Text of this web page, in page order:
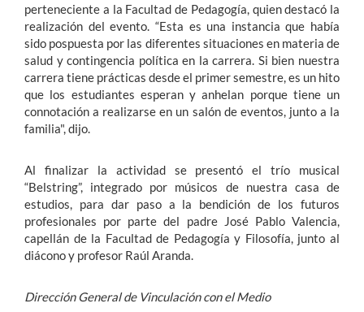
perteneciente a la Facultad de Pedagogía, quien destacó la
realización del evento. “Esta es una instancia que había
sido pospuesta por las diferentes situaciones en materia de
salud y contingencia política en la carrera. Si bien nuestra
carrera tiene prácticas desde el primer semestre, es un hito
que los estudiantes esperan y anhelan porque tiene un
connotación a realizarse en un salón de eventos, junto a la
familia", dijo.
Al finalizar la actividad se presentó el trío musical
“Belstring”, integrado por músicos de nuestra casa de
estudios, para dar paso a la bendición de los futuros
profesionales por parte del padre José Pablo Valencia,
capellán de la Facultad de Pedagogía y Filosofía, junto al
diácono y profesor Raúl Aranda.
Dirección General de Vinculación con el Medio